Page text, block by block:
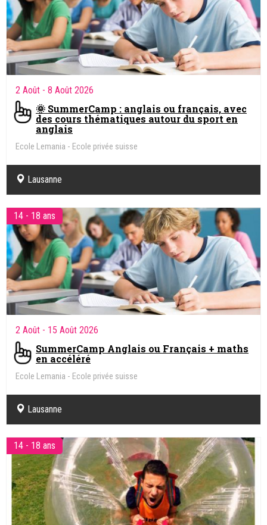
2 Août - 8 Août 2026
🌞 SummerCamp : anglais ou français, avec
des cours thématiques autour du sport en
anglais
Ecole Lemania - Ecole privée suisse
Lausanne
14 - 18 ans
2 Août - 15 Août 2026
SummerCamp Anglais ou Français + maths
en accéléré
Ecole Lemania - Ecole privée suisse
Lausanne
14 - 18 ans